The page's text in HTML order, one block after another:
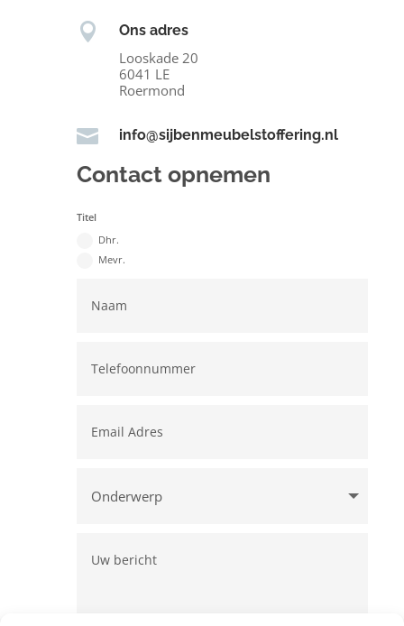
 Ons adres
Looskade 20
6041 LE
Roermond
 info@sijbenmeubelstoffering.nl
Contact opnemen
Titel
Dhr.
Mevr.